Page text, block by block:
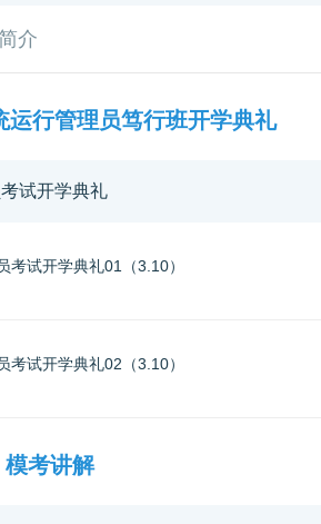
介
运行管理员笃行班开学典礼
试开学典礼
考试开学典礼01（3.10）
考试开学典礼02（3.10）
考讲解